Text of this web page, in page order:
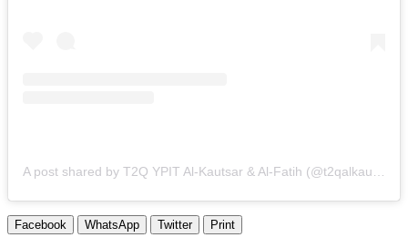
Facebook WhatsApp Twitter Print